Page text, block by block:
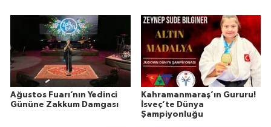
Ağustos Fuarı’nın Yedinci
Gününe Zakkum Damgası
Kahramanmaraş’ın Gururu!
İsveç’te Dünya
Şampiyonluğu